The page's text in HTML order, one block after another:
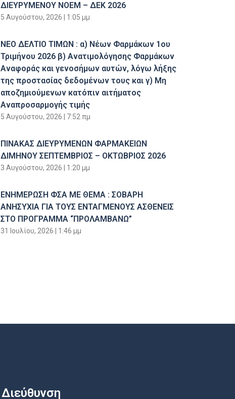
ΔΙΕΥΡΥΜΕΝΟΥ ΝΟΕΜ – ΔΕΚ 2026
5 Αυγούστου, 2026 1:05 μμ
ΝΕΟ ΔΕΛΤΙΟ ΤΙΜΩΝ : α) Νέων Φαρμάκων 1ου
Τριμήνου 2026 β) Ανατιμολόγησης Φαρμάκων
Αναφοράς και γενοσήμων αυτών, λόγω λήξης
της προστασίας δεδομένων τους και γ) Μη
αποζημιούμενων κατόπιν αιτήματος
Αναπροσαρμογής τιμής
5 Αυγούστου, 2026 7:52 πμ
ΠΙΝΑΚΑΣ ΔΙΕΥΡΥΜΕΝΩΝ ΦΑΡΜΑΚΕΙΩΝ
ΔΙΜΗΝΟΥ ΣΕΠΤΕΜΒΡΙΟΣ – ΟΚΤΩΒΡΙΟΣ 2026
3 Αυγούστου, 2026 1:20 μμ
ΕΝΗΜΕΡΩΣΗ ΦΣΑ ΜΕ ΘΕΜΑ : ΣΟΒΑΡΗ
ΑΝΗΣΥΧΙΑ ΓΙΑ ΤΟΥΣ ΕΝΤΑΓΜΕΝΟΥΣ ΑΣΘΕΝΕΙΣ
ΣΤΟ ΠΡΟΓΡΑΜΜΑ “ΠΡΟΛΑΜΒΑΝΩ”
31 Ιουλίου, 2026 1:46 μμ
Διεύθυνση